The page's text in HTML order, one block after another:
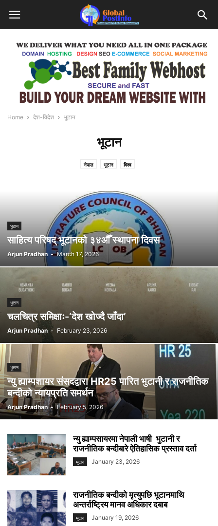
Home देश-विदेश भूटान
भूटान
नेपाल भूटान विश्व
भूटान
साहित्य परिषद् भूटानको ३४औँ स्थापना दिवस
Arjun Pradhan - March 17, 2026
भूटान
चलचित्र समिक्षाः-‘देश खोज्दै जाँदा’
Arjun Pradhan - February 23, 2026
भूटान
न्यु ह्याम्पशायर संसदद्वारा HR25 पारित भुटानी र राजनीतिक
बन्दीको न्यायप्रति समर्थन
Arjun Pradhan - February 5, 2026
न्यु ह्याम्पसायरमा नेपाली भाषी भुटानी र
राजनीतिक बन्दीबारे ऐतिहासिक प्रस्ताव दर्ता
भूटान January 23, 2026
राजनीतिक बन्दीको मृत्युपछि भूटानमाथि
अन्तर्राष्ट्रिय मानव अधिकार दबाब
भूटान January 19, 2026